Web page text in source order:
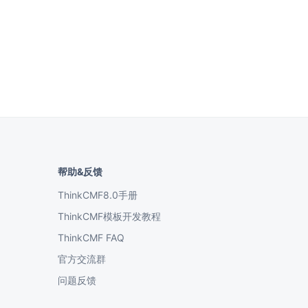
帮助&反馈
ThinkCMF8.0手册
ThinkCMF模板开发教程
ThinkCMF FAQ
官方交流群
问题反馈